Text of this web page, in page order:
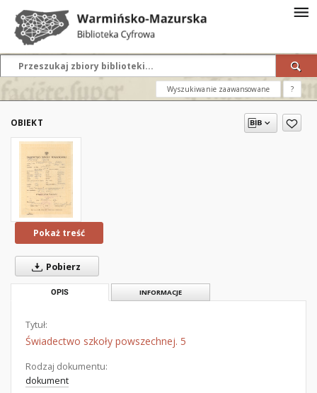
Wyszukiwanie zaawansowane ?
OBIEKT
Pokaż treść
Pobierz
OPIS INFORMACJE
Tytuł:
Świadectwo szkoły powszechnej. 5
Rodzaj dokumentu:
dokument